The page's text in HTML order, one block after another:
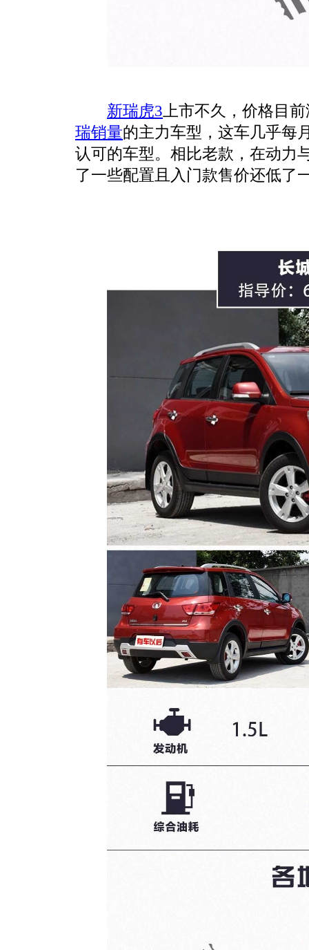
新瑞虎3上市不久，价格目
瑞销量的主力车型，这车几乎每
认可的车型。相比老款，在动力
了一些配置且入门款售价还低了